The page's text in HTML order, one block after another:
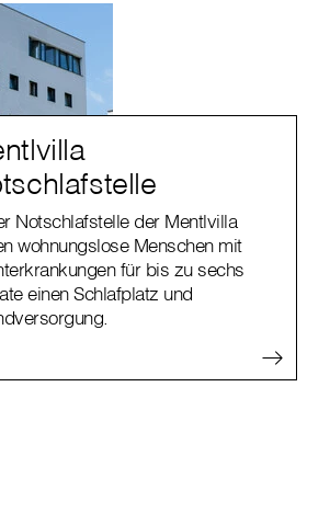
Notschlafstelle der Mentlvilla
wohnungslose Menschen mit
für bis zu sechs
einen Schlafplatz und